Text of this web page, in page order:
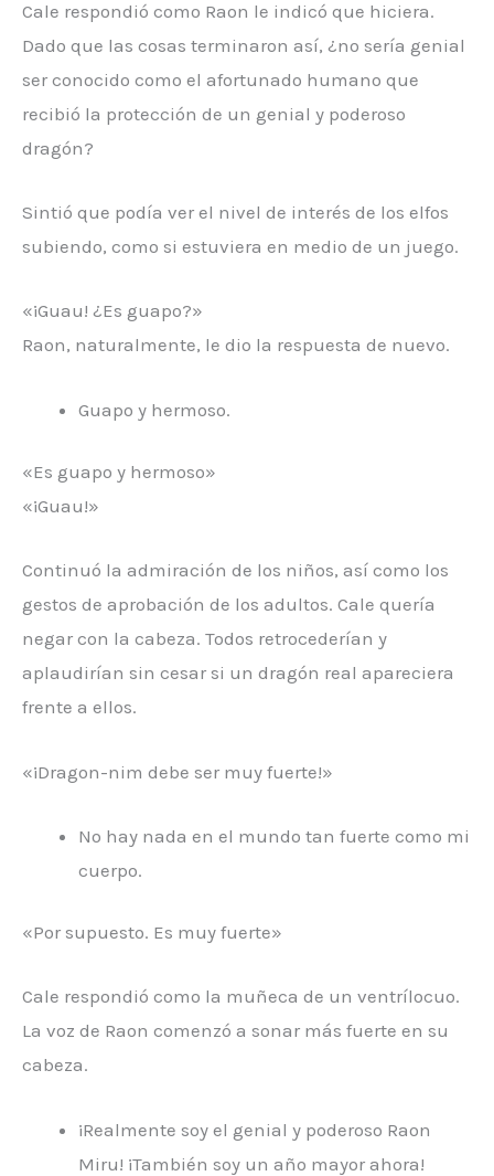
Cale respondió como Raon le indicó que hiciera.
Dado que las cosas terminaron así, ¿no sería genial
ser conocido como el afortunado humano que
recibió la protección de un genial y poderoso
dragón?
Sintió que podía ver el nivel de interés de los elfos
subiendo, como si estuviera en medio de un juego.
«¡Guau! ¿Es guapo?»
Raon, naturalmente, le dio la respuesta de nuevo.
Guapo y hermoso.
«Es guapo y hermoso»
«¡Guau!»
Continuó la admiración de los niños, así como los
gestos de aprobación de los adultos. Cale quería
negar con la cabeza. Todos retrocederían y
aplaudirían sin cesar si un dragón real apareciera
frente a ellos.
«¡Dragon-nim debe ser muy fuerte!»
No hay nada en el mundo tan fuerte como mi
cuerpo.
«Por supuesto. Es muy fuerte»
Cale respondió como la muñeca de un ventrílocuo.
La voz de Raon comenzó a sonar más fuerte en su
cabeza.
¡Realmente soy el genial y poderoso Raon
Miru! ¡También soy un año mayor ahora!